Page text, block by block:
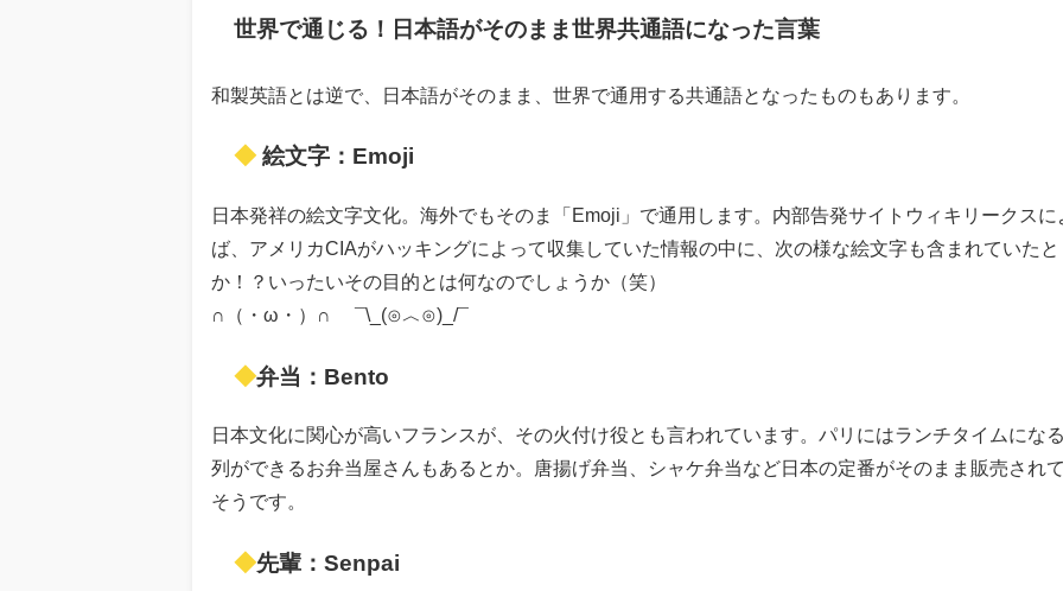
世界で通じる！日本語がそのまま世界共通語になった言葉
和製英語とは逆で、日本語がそのまま、世界で通用する共通語となったものもあります。
◆ 絵文字：Emoji
日本発祥の絵文字文化。海外でもそのま「Emoji」で通用します。内部告発サイトウィキリークスに
ば、アメリカCIAがハッキングによって収集していた情報の中に、次の様な絵文字も含まれていたと
か！？いったいその目的とは何なのでしょうか（笑）
∩（・ω・）∩ ¯\_(⊙︿⊙)_/¯
◆弁当：Bento
日本文化に関心が高いフランスが、その火付け役とも言われています。パリにはランチタイムにな
列ができるお弁当屋さんもあるとか。唐揚げ弁当、シャケ弁当など日本の定番がそのまま販売され
そうです。
◆先輩：Senpai